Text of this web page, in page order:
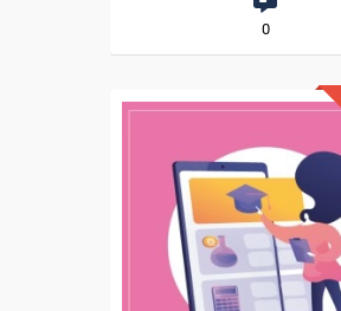
0
Descuentos especiales
Sin requisitos de acceso
Diploma